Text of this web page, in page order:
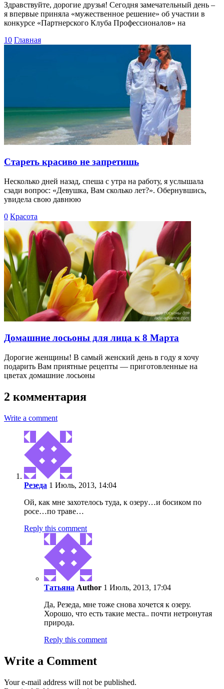
Здравствуйте, дорогие друзья! Сегодня замечательный день –
я впервые приняла «мужественное решение» об участии в
конкурсе «Партнерского Клуба Профессионалов» на
10 Главная
Стареть красиво не запретишь
Несколько дней назад, спеша с утра на работу, я услышала
сзади вопрос: «Девушка, Вам сколько лет?». Обернувшись,
увидела свою давнюю
0 Красота
Домашние лосьоны для лица к 8 Марта
Дорогие женщины! В самый женский день в году я хочу
подарить Вам приятные рецепты — приготовленные на
цветах домашние лосьоны
2 комментария
Write a comment
Резеда 1 Июль, 2013, 14:04
Ой, как мне захотелось туда, к озеру…и босиком по
росе…по траве…
Reply this comment
Татьяна Author 1 Июль, 2013, 17:04
Да, Резеда, мне тоже снова хочется к озеру.
Хорошо, что есть такие места.. почти нетронутая
природа.
Reply this comment
Write a Comment
Your e-mail address will not be published.